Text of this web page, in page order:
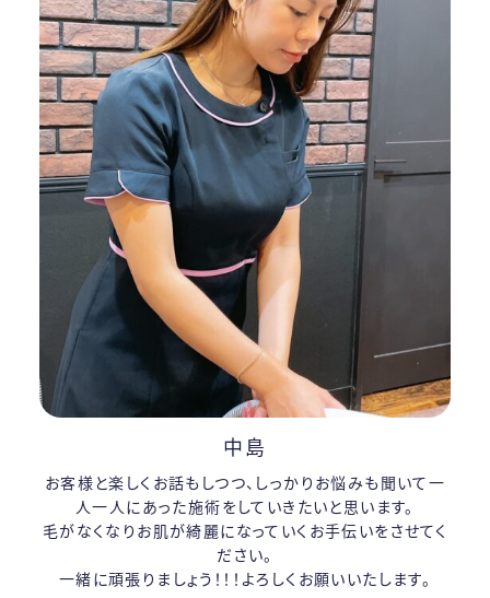
中島
お客様と楽しくお話もしつつ、しっかりお悩みも聞いて一
人一人にあった施術をしていきたいと思います。
毛がなくなりお肌が綺麗になっていくお手伝いをさせてく
ださい。
一緒に頑張りましょう！！！よろしくお願いいたします。